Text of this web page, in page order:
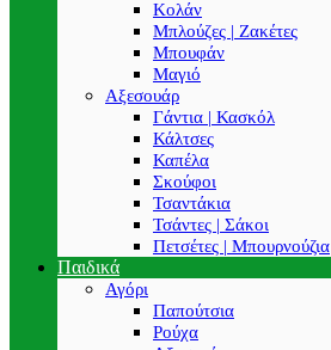
Κολάν
Μπλούζες | Ζακέτες
Μπουφάν
Μαγιό
Αξεσουάρ
Γάντια | Κασκόλ
Κάλτσες
Καπέλα
Σκούφοι
Τσαντάκια
Τσάντες | Σάκοι
Πετσέτες | Μπουρνούζια
Παιδικά
Αγόρι
Παπούτσια
Ρούχα